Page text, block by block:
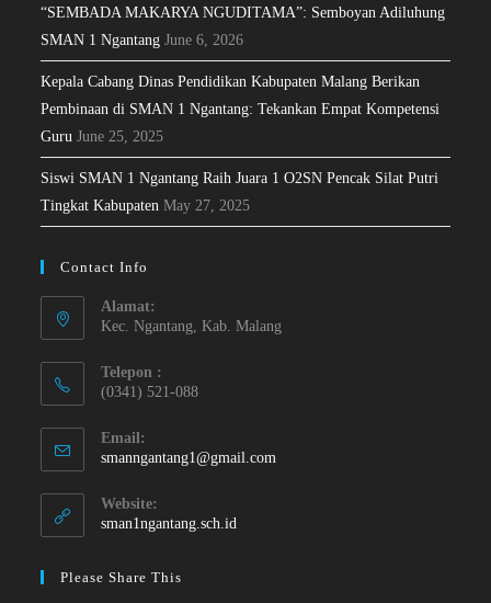
“SEMBADA MAKARYA NGUDITAMA”: Semboyan Adiluhung
SMAN 1 Ngantang June 6, 2026
Kepala Cabang Dinas Pendidikan Kabupaten Malang Berikan
Pembinaan di SMAN 1 Ngantang: Tekankan Empat Kompetensi
Guru June 25, 2025
Siswi SMAN 1 Ngantang Raih Juara 1 O2SN Pencak Silat Putri
Tingkat Kabupaten May 27, 2025
Contact Info
Alamat:
Kec. Ngantang, Kab. Malang
Telepon :
(0341) 521-088
Email:
smanngantang1@gmail.com
Website:
sman1ngantang.sch.id
Please Share This